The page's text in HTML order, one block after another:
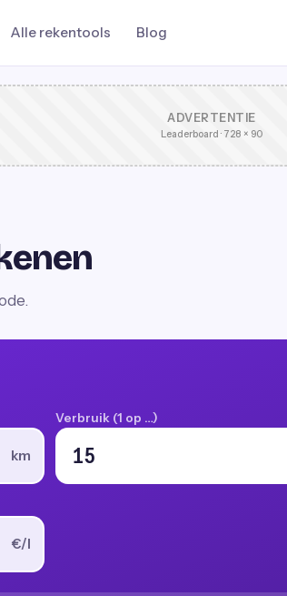
Alle rekentools Blog
ADVERTENTIE
Leaderboard · 728 × 90
km
Verbruik (1 op …)
€/l